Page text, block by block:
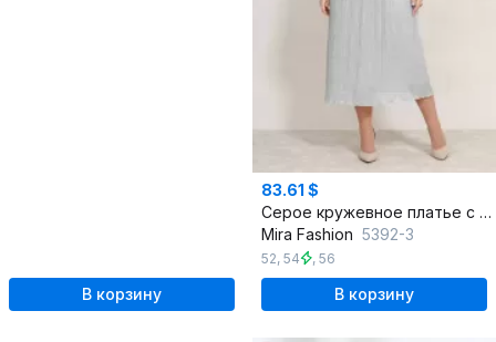
В корзину
83.61 $
Серое кружевное платье с стразами, нарядное
Mira Fashion 5392-3
52, 54 , 56
В корзину